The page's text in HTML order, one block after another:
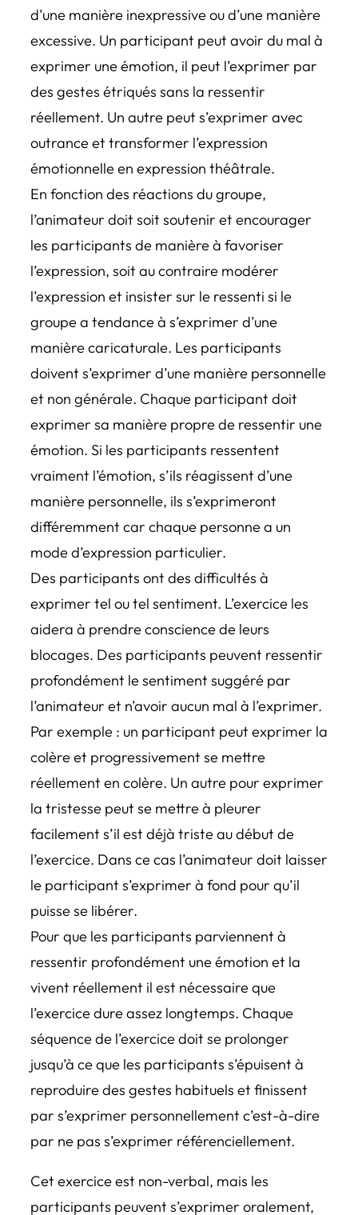
d’une manière inexpressive ou d’une manière
excessive. Un participant peut avoir du mal à
exprimer une émotion, il peut l’exprimer par
des gestes étriqués sans la ressentir
réellement. Un autre peut s’exprimer avec
outrance et transformer l’expression
émotionnelle en expression théâtrale.
En fonction des réactions du groupe,
l’animateur doit soit soutenir et encourager
les participants de manière à favoriser
l’expression, soit au contraire modérer
l’expression et insister sur le ressenti si le
groupe a tendance à s’exprimer d’une
manière caricaturale. Les participants
doivent s’exprimer d’une manière personnelle
et non générale. Chaque participant doit
exprimer sa manière propre de ressentir une
émotion. Si les participants ressentent
vraiment l’émotion, s’ils réagissent d’une
manière personnelle, ils s’exprimeront
différemment car chaque personne a un
mode d’expression particulier.
Des participants ont des difficultés à
exprimer tel ou tel sentiment. L’exercice les
aidera à prendre conscience de leurs
blocages. Des participants peuvent ressentir
profondément le sentiment suggéré par
l’animateur et n’avoir aucun mal à l’exprimer.
Par exemple : un participant peut exprimer la
colère et progressivement se mettre
réellement en colère. Un autre pour exprimer
la tristesse peut se mettre à pleurer
facilement s’il est déjà triste au début de
l’exercice. Dans ce cas l’animateur doit laisser
le participant s’exprimer à fond pour qu’il
puisse se libérer.
Pour que les participants parviennent à
ressentir profondément une émotion et la
vivent réellement il est nécessaire que
l’exercice dure assez longtemps. Chaque
séquence de l’exercice doit se prolonger
jusqu’à ce que les participants s’épuisent à
reproduire des gestes habituels et finissent
par s’exprimer personnellement c’est-à-dire
par ne pas s’exprimer référenciellement.
Cet exercice est non-verbal, mais les
participants peuvent s’exprimer oralement,